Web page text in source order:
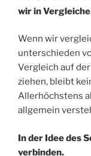
wir in
Wenn wir
unterschieden
Vergleich auf
ziehen, bleibt
Allerhöchstens
allgemein
In der Idee des
verbinden.